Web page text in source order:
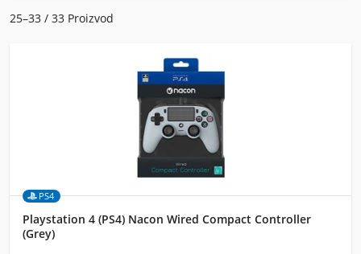
25–33 / 33 Proizvod
PS4
Playstation 4 (PS4) Nacon Wired Compact Controller
(Grey)